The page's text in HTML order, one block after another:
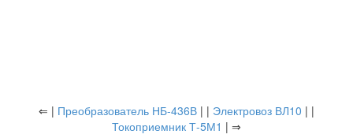
⇐ | Преобразователь НБ-436В | | Электровоз ВЛ10 | |
Токоприемник Т-5М1 | ⇒